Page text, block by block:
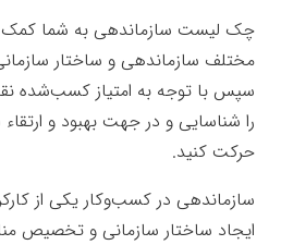
چک لیست سازماندهی به شما کمک
مختلف سازماندهی و ساختار
سپس با توجه به امتیاز کسب‌شده
را شناسایی و در جهت بهبود و
حرکت کنید.
سازماندهی در کسب‌‌وکار یکی از
ایجاد ساختار سازمانی و تخصیص